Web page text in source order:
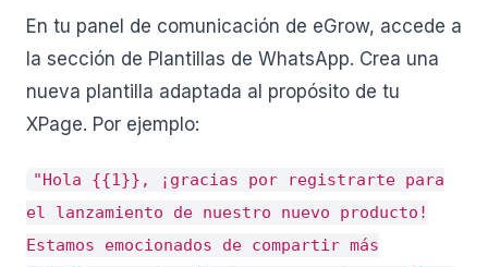
En tu panel de comunicación de eGrow, accede a
la sección de Plantillas de WhatsApp. Crea una
nueva plantilla adaptada al propósito de tu
XPage. Por ejemplo:
"Hola {{1}}, ¡gracias por registrarte para
el lanzamiento de nuestro nuevo producto!
Estamos emocionados de compartir más